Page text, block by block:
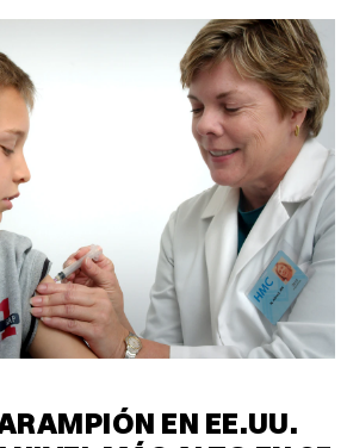
EN EE.UU.